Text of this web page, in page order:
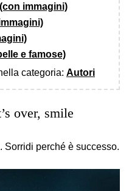
immagini)
e famose)
categoria: Autori
over, smile
Sorridi perché è successo.